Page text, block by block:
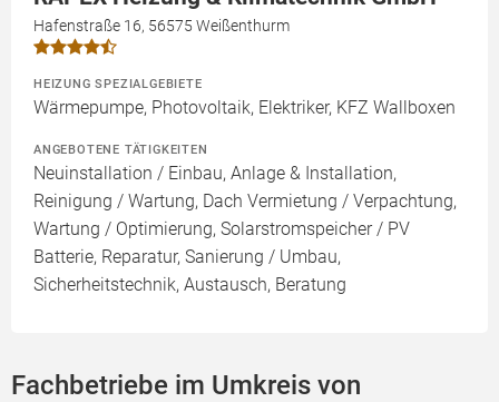
Hafenstraße 16, 56575 Weißenthurm
HEIZUNG SPEZIALGEBIETE
Wärmepumpe, Photovoltaik, Elektriker, KFZ Wallboxen
ANGEBOTENE TÄTIGKEITEN
Neuinstallation / Einbau, Anlage & Installation,
Reinigung / Wartung, Dach Vermietung / Verpachtung,
Wartung / Optimierung, Solarstromspeicher / PV
Batterie, Reparatur, Sanierung / Umbau,
Sicherheitstechnik, Austausch, Beratung
Fachbetriebe im Umkreis von